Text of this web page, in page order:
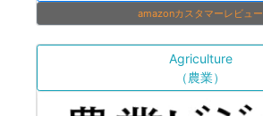
amazonカスタマーレビュー
Agriculture
（農業）